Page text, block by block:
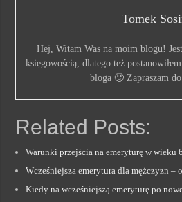
Tomek
Hej, Witam Was na moim blogu!
księgowością, dlatego też
bloga 🙂 Zapraszam
Related Posts:
Warunki przejścia na emeryturę w wieku
Wcześniejsza emerytura dla mężczyzn –
Kiedy na wcześniejszą emeryturę po